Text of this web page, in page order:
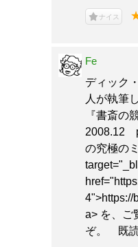
ナイス
Fe
ディック
人が執筆
『書斎の
2008.12
の究極の
4">https://
a> を、ご
ぞ。 既読